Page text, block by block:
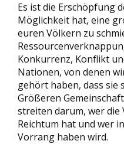
Es ist die Erschöpfung
Möglichkeit hat, eine
euren Völkern zu
Konkurrenz, Konﬂikt
Nationen, von denen
gehört haben, dass sie
Größeren
streiten darum, wer
Reichtum hat und wer
Vorrang haben wird.